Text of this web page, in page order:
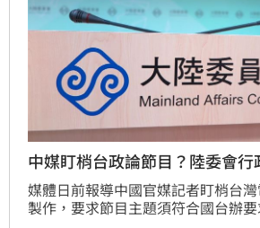
中媒盯梢台政論節目？陸委會行
媒體日前報導中國官媒記者盯梢台
製作，要求節目主題須符合國台辦